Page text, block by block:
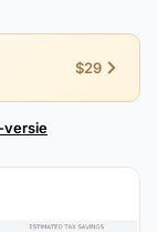
$29
versie